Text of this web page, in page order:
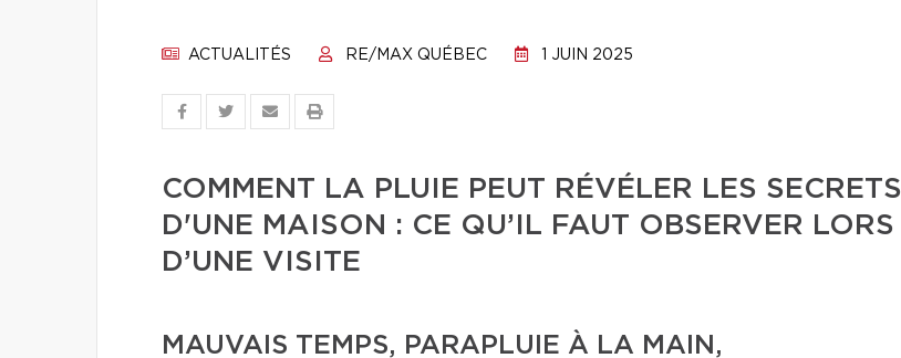
ACTUALITÉS RE/MAX QUÉBEC 1 JUIN 2025
COMMENT LA PLUIE PEUT RÉVÉLER LES SECRETS
D'UNE MAISON : CE QU’IL FAUT OBSERVER LORS
D’UNE VISITE
MAUVAIS TEMPS, PARAPLUIE À LA MAIN,